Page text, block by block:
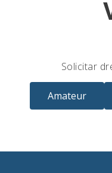
Solicitar
Amateur